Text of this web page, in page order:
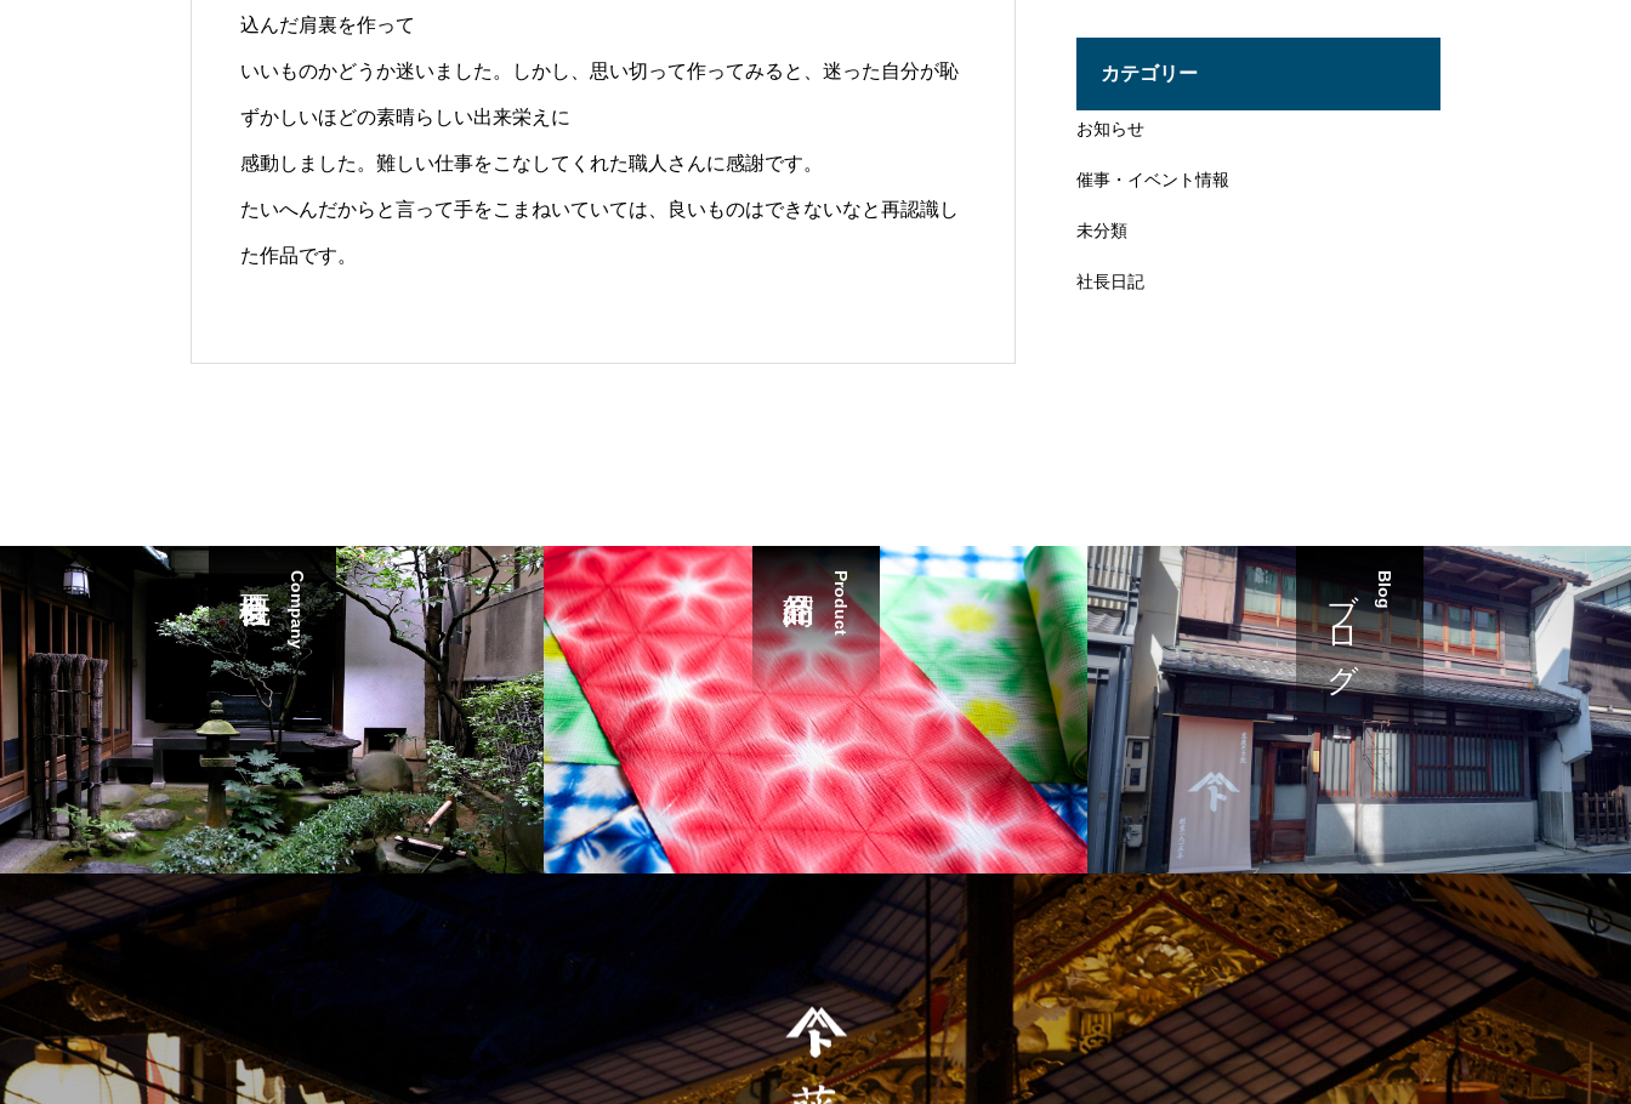
込んだ肩裏を作って
いいものかどうか迷いました。しかし、思い切って作ってみると、迷った自分が恥
ずかしいほどの素晴らしい出来栄えに
感動しました。難しい仕事をこなしてくれた職人さんに感謝です。
たいへんだからと言って手をこまねいていては、良いものはできないなと再認識し
た作品です。
稿
カテゴリー
お知らせ
催事・イベント情報
未分類
社長日記
Company Product Blog
ブログ